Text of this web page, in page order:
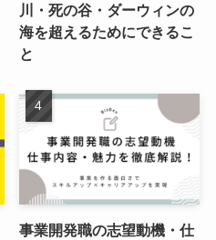
川・死の谷・ダーウィンの
海を超えるためにできるこ
と
事業開発職の志望動機・仕